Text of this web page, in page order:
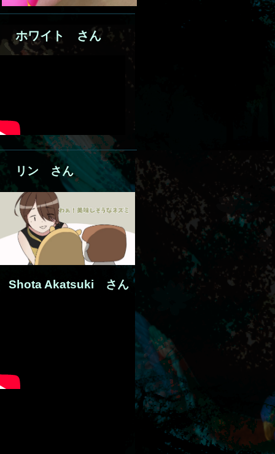
ホワイ ト さん
リン さん
Shota Akatsuki さん